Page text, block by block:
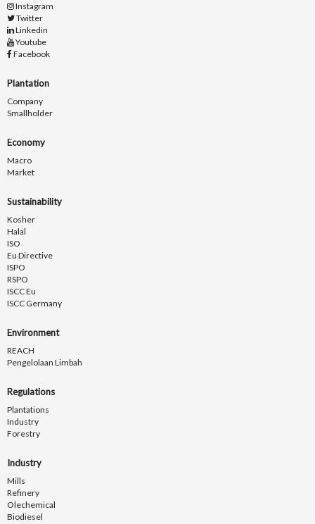
Instagram
Twitter
Linkedin
Youtube
Facebook
Plantation
Company
Smallholder
Economy
Macro
Market
Sustainability
Kosher
Halal
ISO
Eu Directive
ISPO
RSPO
ISCC Eu
ISCC Germany
Environment
REACH
Pengelolaan Limbah
Regulations
Plantations
Industry
Forestry
Industry
Mills
Refinery
Olechemical
Biodiesel